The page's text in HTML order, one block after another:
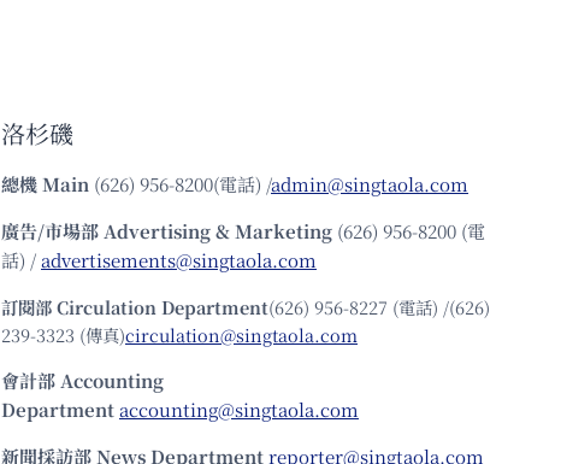
洛杉磯
總機Main (626) 956-8200(電話) /admin@singtaola.com
廣告/市場部Advertising & Marketing (626) 956-8200 (電
話) /advertisements@singtaola.com
訂閱部 Circulation Department(626) 956-8227 (電話) /(626)
239-3323 (傳真)circulation@singtaola.com
會計部 Accounting
Departmentaccounting@singtaola.com
新聞採訪部 News Departmentreporter@singtaola.com